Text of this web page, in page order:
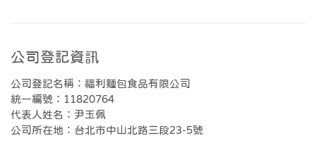
公司登記資訊
公司登記名稱：福利麵包食品有限公司
統一編號：11820764
代表人姓名：尹玉佩
公司所在地：台北市中山北路三段23-5號